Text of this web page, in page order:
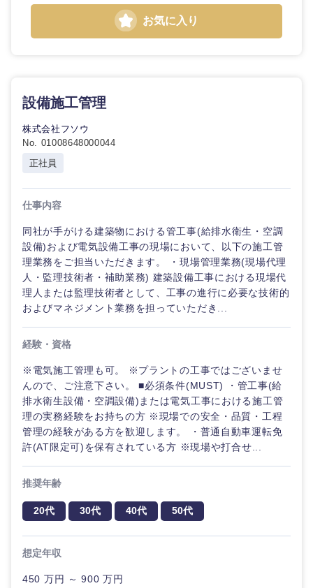
福岡県
長崎県 熊本県
大分県 宮崎県
お気に入り
設備施工管理
株式会社フソウ
No. 01008648000044
正社員
仕事内容
同社が手がける建築物における管工事(給排水衛生・空調
設備)および電気設備工事の現場において、以下の施工管
理業務をご担当いただきます。 ・現場管理業務(現場代理
人・監理技術者・補助業務) 建築設備工事における現場代
理人または監理技術者として、工事の進行に必要な技術的
およびマネジメント業務を担っていただき...
経験・資格
※電気施工管理も可。 ※プラントの工事ではございませ
んので、ご注意下さい。 ■必須条件(MUST) ・管工事(給
排水衛生設備・空調設備)または電気工事における施工管
理の実務経験をお持ちの方 ※現場での安全・品質・工程
管理の経験がある方を歓迎します。 ・普通自動車運転免
許(AT限定可)を保有されている方 ※現場や打合せ...
推奨年齢
20代 30代 40代 50代
想定年収
450 万円 ～ 900 万円